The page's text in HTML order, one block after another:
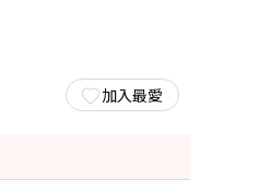
加入最愛